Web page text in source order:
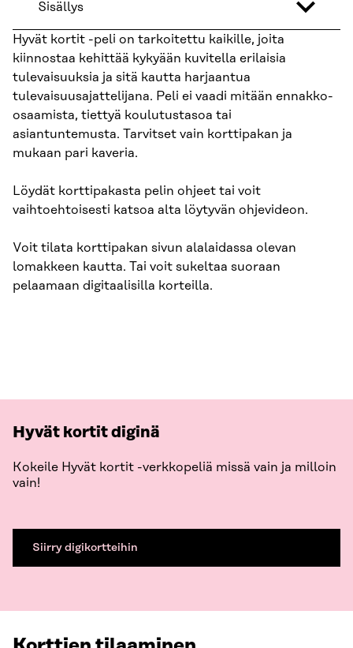
Sisällys
Hyvät kortit -peli on tarkoitettu kaikille, joita
kiinnostaa kehittää kykyään kuvitella erilaisia
tulevaisuuksia ja sitä kautta harjaantua
tulevaisuusajattelijana. Peli ei vaadi mitään ennakko-
osaamista, tiettyä koulutustasoa tai
asiantuntemusta. Tarvitset vain korttipakan ja
mukaan pari kaveria.
Löydät korttipakasta pelin ohjeet tai voit
vaihtoehtoisesti katsoa alta löytyvän ohjevideon.
Voit tilata korttipakan sivun alalaidassa olevan
lomakkeen kautta. Tai voit sukeltaa suoraan
pelaamaan digitaalisilla korteilla.
Hyvät kortit diginä
Kokeile Hyvät kortit -verkkopeliä missä vain ja milloin
vain!
Siirry digikortteihin